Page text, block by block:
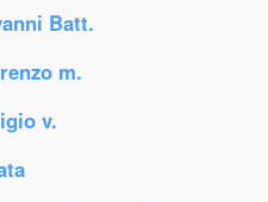
Batt.
m.
v.